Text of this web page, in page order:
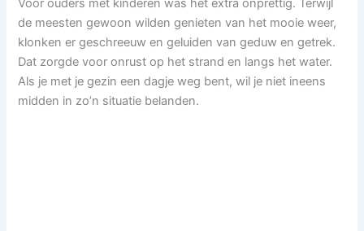
Voor ouders met kinderen was het extra onprettig. Terwijl
de meesten gewoon wilden genieten van het mooie weer,
klonken er geschreeuw en geluiden van geduw en getrek.
Dat zorgde voor onrust op het strand en langs het water.
Als je met je gezin een dagje weg bent, wil je niet ineens
midden in zo’n situatie belanden.